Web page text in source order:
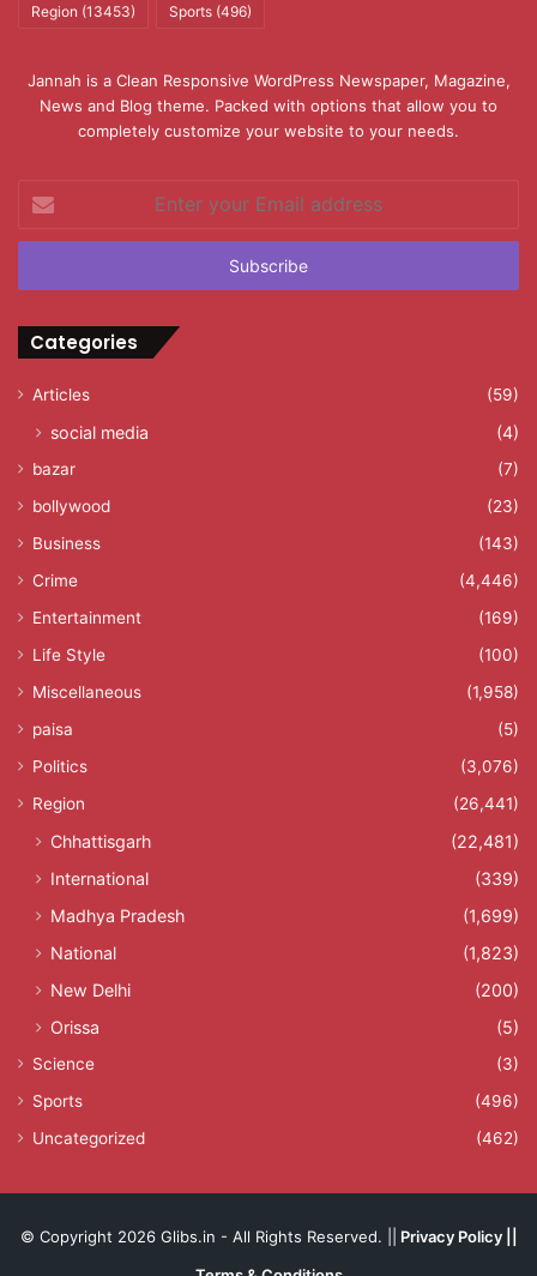
Region (13453) Sports (496)
Jannah is a Clean Responsive WordPress Newspaper, Magazine,
News and Blog theme. Packed with options that allow you to
completely customize your website to your needs.
your
Email
Categories
Articles (59)
social media (4)
bazar
(7)
bollywood
(23)
Business
(143)
Crime
(4,446)
Entertainment
(169)
Life Style
(100)
Miscellaneous
(1,958)
paisa
(5)
Politics
(3,076)
Region
(26,441)
Chhattisgarh
(22,481)
International
(339)
Madhya Pradesh
(1,699)
National
(1,823)
New Delhi
(200)
Orissa
(5)
Science
(3)
Sports
(496)
Uncategorized
(462)
© Copyright 2026 Glibs.in - All Rights Reserved. || Privacy Policy||